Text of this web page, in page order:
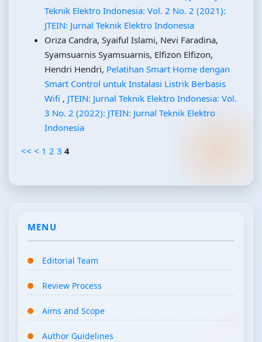
Teknik Elektro Indonesia: Vol. 2 No. 2 (2021):
JTEIN: Jurnal Teknik Elektro Indonesia
Oriza Candra, Syaiful Islami, Nevi Faradina,
Syamsuarnis Syamsuarnis, Elfizon Elfizon,
Hendri Hendri, Pelatihan Smart Home dengan
Smart Control untuk Instalasi Listrik Berbasis
Wifi , JTEIN: Jurnal Teknik Elektro Indonesia: Vol.
3 No. 2 (2022): JTEIN: Jurnal Teknik Elektro
Indonesia
<< < 1 2 3 4
MENU
Editorial Team
Review Process
Aims and Scope
Author Guidelines